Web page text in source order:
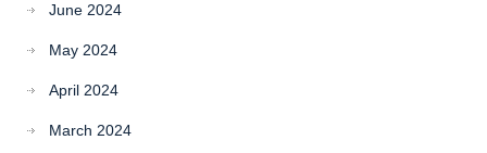
June 2024
May 2024
April 2024
March 2024